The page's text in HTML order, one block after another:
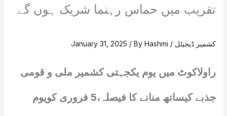
تقریب میں حماس رہنما شریک ہوں گے
کشمیر ڈیجیٹل /
January 31, 2025 / ByHashmi
راولاکوٹ میں یوم یکجہتی کشمیر ملی و قومی
جذبے کیساتھ منانے کا فیصلہ،5 فروری کویوم